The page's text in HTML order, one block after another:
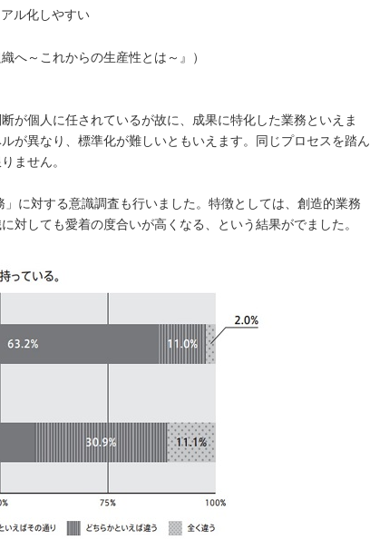
ル化しやすい
へ～これからの生産性とは～』）
が個人に任されているが故に、成果に特化した業務といえま
が異なり、標準化が難しいともいえます。同じプロセスを踏ん
ません。
に対する意識調査も行いました。特徴としては、創造的業務
対しても愛着の度合いが高くなる、という結果がでました。